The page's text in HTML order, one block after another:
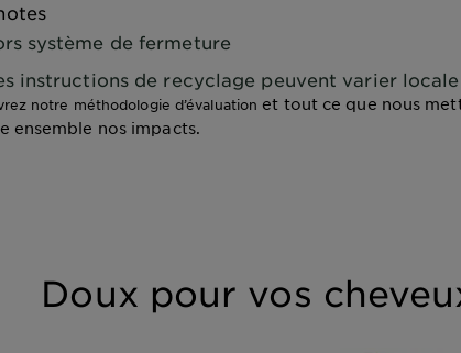
système de fermeture
instructions de recyclage peuvent varier
notre méthodologie d’évaluation et tout ce que nous
ensemble nos impacts.
Doux pour vos